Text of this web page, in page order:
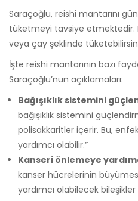
Saraçoğlu, reishi mantarını
tüketmeyi tavsiye etmektedir.
veya çay şeklinde
İşte reishi mantarının bazı
Saraçoğlu’nun açıklamaları:
Bağışıklık sistemini
bağışıklık sistemini
polisakkaritler içerir. Bu,
yardımcı olabilir.”
Kanseri önlemeye
kanser hücrelerinin
yardımcı olabilecek